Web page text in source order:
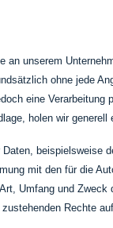
an unserem
ohne jede
eine Verarbeitung
holen wir
Daten,
mit den für die
Umfang und
Rechte